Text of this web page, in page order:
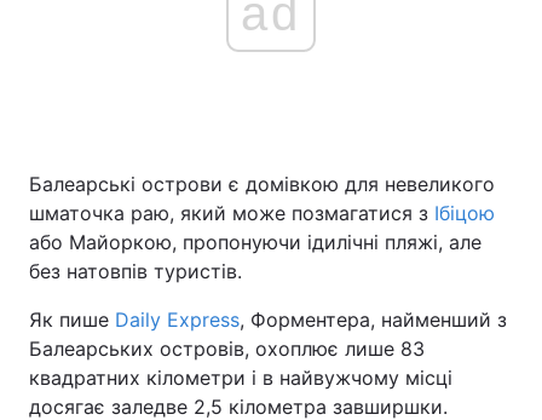
Україна Політика
Економіка Світ
Спорт
Техно і зв'язок
Зброя Інциденти
ad
Балеарські острови є домівкою для невеликого
шматочка раю, який може позмагатися з Ібіцою
або Майоркою, пропонуючи ідилічні пляжі, але
без натовпів туристів.
Як пише Daily Express, Форментера, найменший з
Балеарських островів, охоплює лише 83
квадратних кілометри і в найвужчому місці
досягає заледве 2,5 кілометра завширшки.